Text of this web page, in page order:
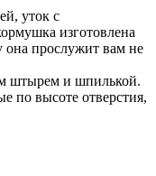
уток с
изготовлена
она прослужит вам не
штырем и шпилькой.
по высоте отверстия,